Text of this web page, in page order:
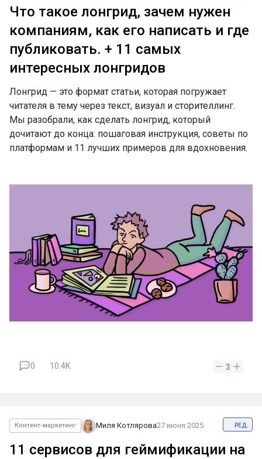
Что такое лонгрид, зачем нужен
компаниям, как его написать и где
публиковать. + 11 самых
интересных лонгридов
Лонгрид — это формат статьи, которая погружает
читателя в тему через текст, визуал и сторителлинг.
Мы разобрали, как сделать лонгрид, который
дочитают до конца: пошаговая инструкция, советы по
платформам и 11 лучших примеров для вдохновения.
0 10.4K 3
Контент-маркетинг Миля Котлярова27 июня 2025 ред.
11 сервисов для геймификации на